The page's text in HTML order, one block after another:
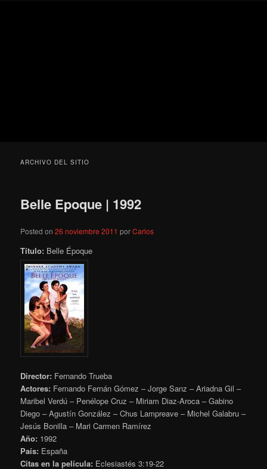
ARCHIVO DEL SITIO
Belle Epoque | 1992
Posted on26 noviembre 2011 porCarlos
Título: Belle Époque
Director: Fernando Trueba
Actores: Fernando Fernán Gómez – Jorge Sanz – Ariadna Gil –
Maribel Verdú – Penélope Cruz – Miriam Diaz-Aroca – Gabino
Diego – Agustín González – Chus Lampreave – Michel Galabru –
Jesús Bonilla – Mari Carmen Ramírez
Año: 1992
País: España
Citas en la película: Eclesiastés 3:19-22